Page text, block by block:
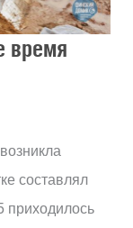
время
составлял
приходилось